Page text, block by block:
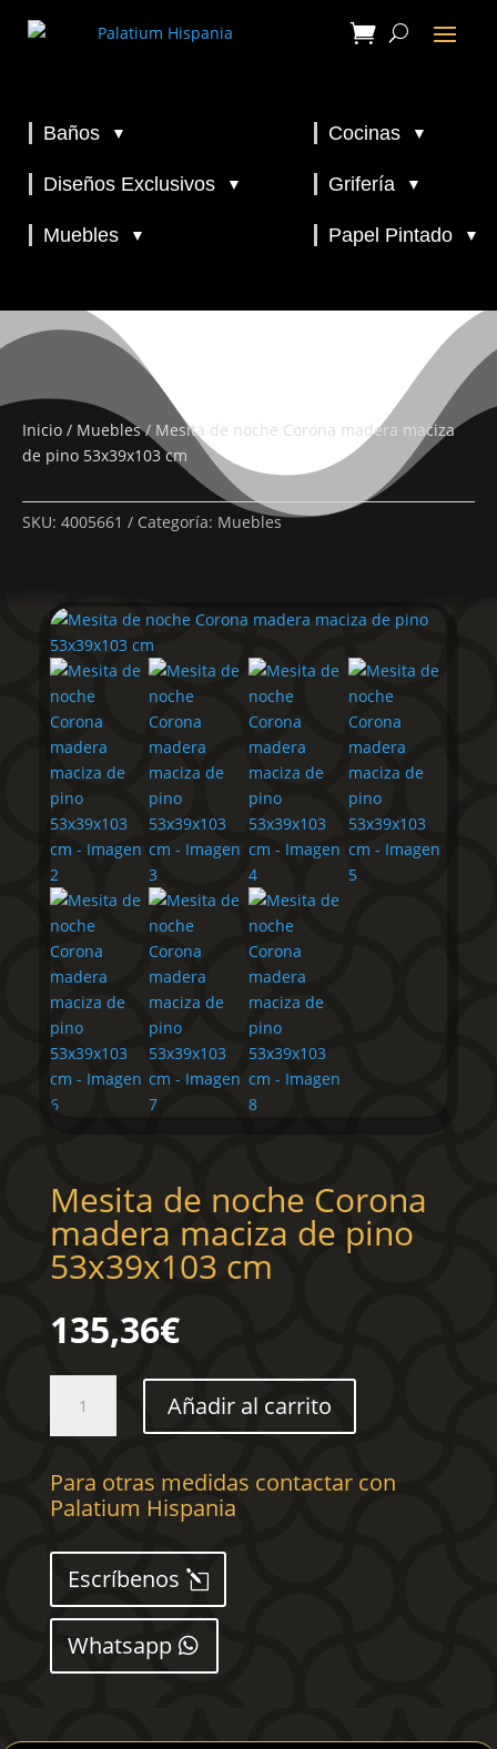
Baños ▼ Cocinas ▼
Diseños Exclusivos ▼ Grifería ▼
Muebles ▼ Papel Pintado ▼
Inicio / Muebles/ Mesita de noche Corona madera maciza
de pino 53x39x103 cm
SKU: 4005661 Categoría: Muebles
Mesita de noche Corona
madera maciza de pino
53x39x103 cm
135,36€
noche
madera
maciza
53x39x103
cm
cantidad
Añadir al carrito
Para otras medidas contactar con
Palatium Hispania
Escríbenos
Whatsapp